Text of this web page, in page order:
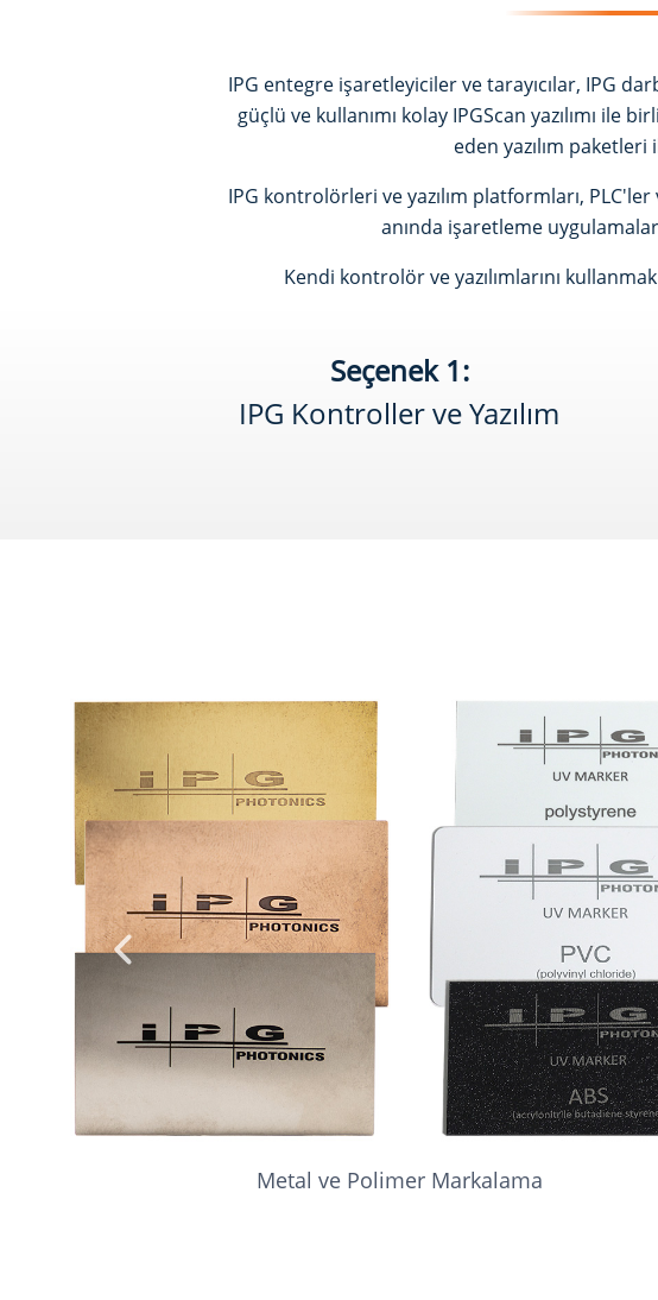
IPG entegre işaretleyiciler ve tarayıcılar, IPG
güçlü ve kullanımı kolay IPGScan yazılımı
eden yazılım
IPG kontrolörleri ve yazılım platformları,
anında işaretleme
Kendi kontrolör ve yazılımlarını
Seçenek 1:
IPG Kontroller ve Yazılım
Metal ve Polimer Markalama